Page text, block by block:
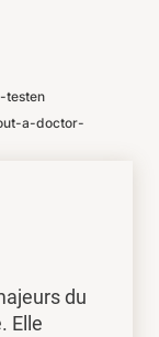
testen
a-doctor-
du
Elle